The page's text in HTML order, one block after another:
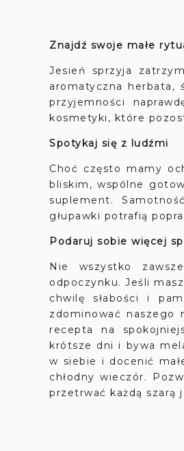
Znajdź swoje małe
Jesień sprzyja
aromatyczna herbata,
przyjemności
kosmetyki, które
Spotykaj się z ludźmi
Choć często mamy
bliskim, wspólne
suplement.
głupawki potrafią
Podaruj sobie więcej
Nie wszystko
odpoczynku. Jeśli
chwilę słabości i
zdominować naszego
recepta na
krótsze dni i bywa
w siebie i docenić
chłodny wieczór.
przetrwać każdą szarą